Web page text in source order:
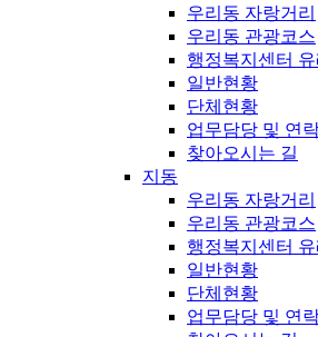
우리동 자랑거리
우리동 관광코스
행정복지센터 유
일반현황
단체현황
업무담당 및 연
찾아오시는 길
지동
우리동 자랑거리
우리동 관광코스
행정복지센터 유
일반현황
단체현황
업무담당 및 연